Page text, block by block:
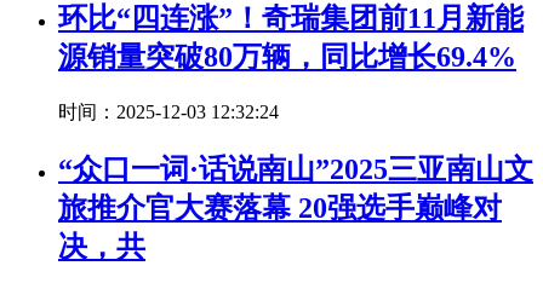
环比“四连涨”！奇瑞集团前11月新能
源销量突破80万辆，同比增长69.4%
时间：2025-12-03 12:32:24
“众口一词·话说南山”2025三亚南山文
旅推介官大赛落幕 20强选手巅峰对
决，共